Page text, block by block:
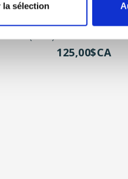
sélection
Eco30 (10oz) 500/boite
125,00$CA